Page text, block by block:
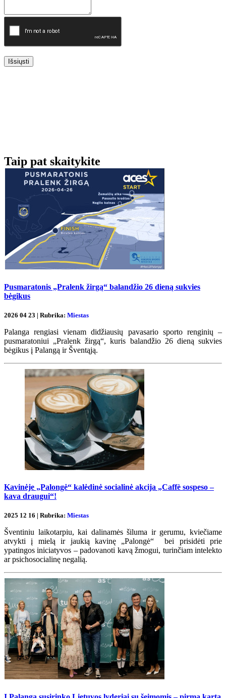
Išsiųsti
Taip pat skaitykite
Pusmaratonis „Pralenk žirgą“ balandžio 26 dieną sukvies
bėgikus
2026 04 23 | Rubrika: Miestas
Palanga rengiasi vienam didžiausių pavasario sporto renginių –
pusmaratoniui „Pralenk žirgą“, kuris balandžio 26 dieną sukvies
bėgikus į Palangą ir Šventąją.
Kavinėje „Palongė“ kalėdinė socialinė akcija „Caffè sospeso –
kava draugui“!
2025 12 16 | Rubrika: Miestas
Šventiniu laikotarpiu, kai dalinamės šiluma ir gerumu, kviečiame
atvykti į mielą ir jaukią kavinę „Palongė“ bei prisidėti prie
ypatingos iniciatyvos – padovanoti kavą žmogui, turinčiam intelekto
ar psichosocialinę negalią.